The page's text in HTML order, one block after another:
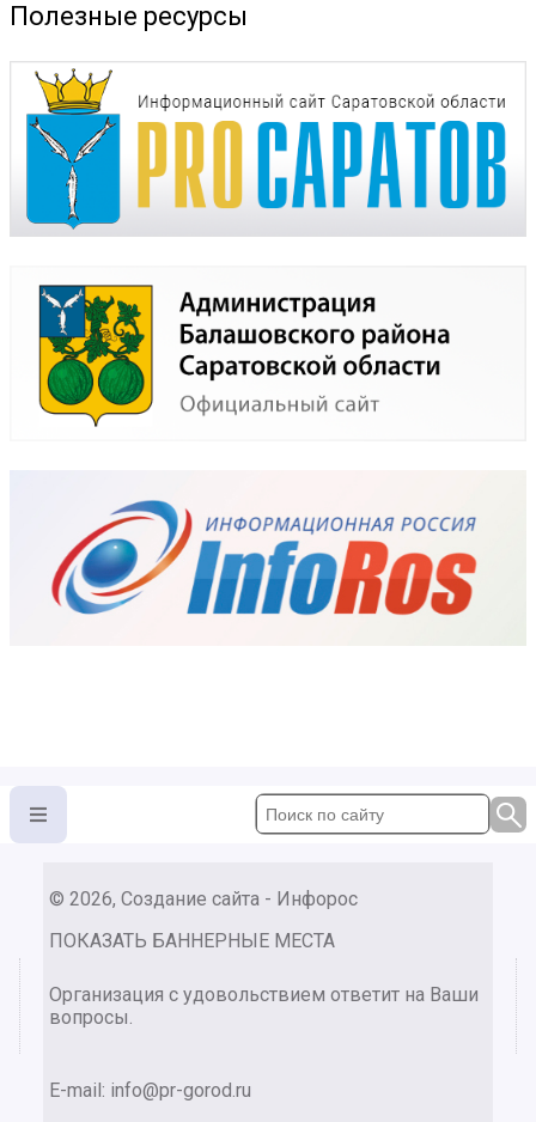
Полезные ресурсы
© 2026, Создание сайта - Инфорос
ПОКАЗАТЬ БАННЕРНЫЕ МЕСТА
Организация с удовольствием ответит на Ваши
вопросы.
E-mail: info@pr-gorod.ru